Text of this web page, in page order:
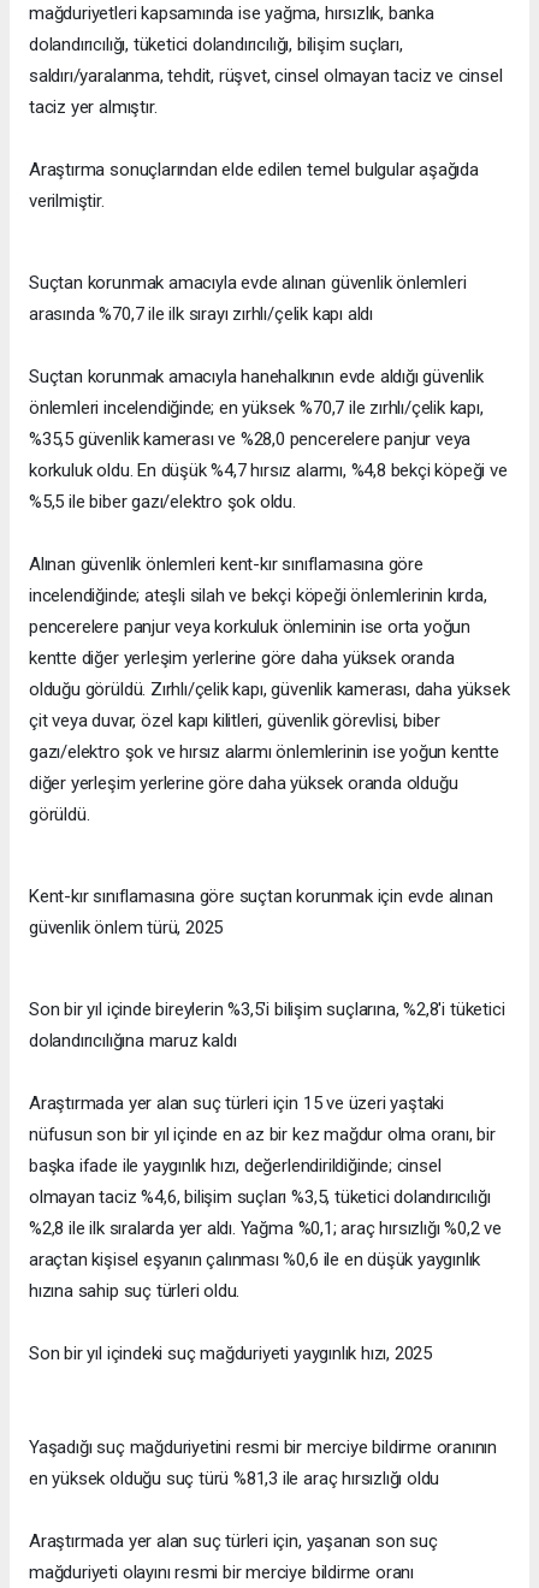
mağduriyetleri kapsamında ise yağma, hırsızlık, banka
dolandırıcılığı, tüketici dolandırıcılığı, bilişim suçları,
saldırı/yaralanma, tehdit, rüşvet, cinsel olmayan taciz ve cinsel
taciz yer almıştır.
Araştırma sonuçlarından elde edilen temel bulgular aşağıda
verilmiştir.
Suçtan korunmak amacıyla evde alınan güvenlik önlemleri
arasında %70,7 ile ilk sırayı zırhlı/çelik kapı aldı
Suçtan korunmak amacıyla hanehalkının evde aldığı güvenlik
önlemleri incelendiğinde; en yüksek %70,7 ile zırhlı/çelik kapı,
%35,5 güvenlik kamerası ve %28,0 pencerelere panjur veya
korkuluk oldu. En düşük %4,7 hırsız alarmı, %4,8 bekçi köpeği ve
%5,5 ile biber gazı/elektro şok oldu.
Alınan güvenlik önlemleri kent-kır sınıflamasına göre
incelendiğinde; ateşli silah ve bekçi köpeği önlemlerinin kırda,
pencerelere panjur veya korkuluk önleminin ise orta yoğun
kentte diğer yerleşim yerlerine göre daha yüksek oranda
olduğu görüldü. Zırhlı/çelik kapı, güvenlik kamerası, daha yüksek
çit veya duvar, özel kapı kilitleri, güvenlik görevlisi, biber
gazı/elektro şok ve hırsız alarmı önlemlerinin ise yoğun kentte
diğer yerleşim yerlerine göre daha yüksek oranda olduğu
görüldü.
Kent-kır sınıflamasına göre suçtan korunmak için evde alınan
güvenlik önlem türü, 2025
Son bir yıl içinde bireylerin %3,5'i bilişim suçlarına, %2,8'i tüketici
dolandırıcılığına maruz kaldı
Araştırmada yer alan suç türleri için 15 ve üzeri yaştaki
nüfusun son bir yıl içinde en az bir kez mağdur olma oranı, bir
başka ifade ile yaygınlık hızı, değerlendirildiğinde; cinsel
olmayan taciz %4,6, bilişim suçları %3,5, tüketici dolandırıcılığı
%2,8 ile ilk sıralarda yer aldı. Yağma %0,1; araç hırsızlığı %0,2 ve
araçtan kişisel eşyanın çalınması %0,6 ile en düşük yaygınlık
hızına sahip suç türleri oldu.
Son bir yıl içindeki suç mağduriyeti yaygınlık hızı, 2025
Yaşadığı suç mağduriyetini resmi bir merciye bildirme oranının
en yüksek olduğu suç türü %81,3 ile araç hırsızlığı oldu
Araştırmada yer alan suç türleri için, yaşanan son suç
mağduriyeti olayını resmi bir merciye bildirme oranı